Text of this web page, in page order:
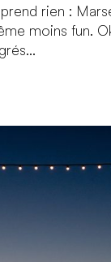
rien :
moins fun.